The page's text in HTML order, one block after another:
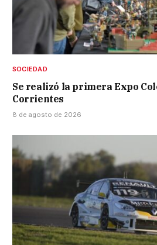
SOCIEDAD
Se realizó la primera Expo
Corrientes
8 de agosto de 2026